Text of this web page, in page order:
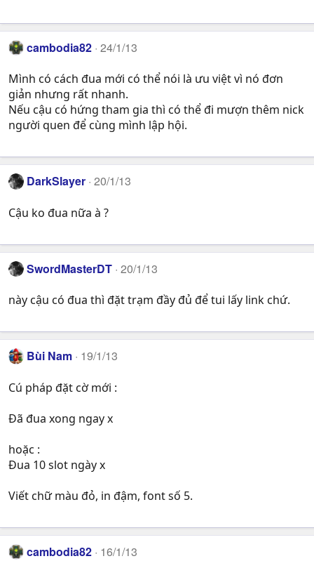
cambodia82 24/1/13
Mình có cách đua mới có thể nói là ưu việt vì nó đơn
giản nhưng rất nhanh.
Nếu cậu có hứng tham gia thì có thể đi mượn thêm nick
người quen để cùng mình lập hội.
DarkSlayer 20/1/13
Cậu ko đua nữa à ?
SwordMasterDT 20/1/13
này cậu có đua thì đặt trạm đầy đủ để tui lấy link chứ.
Bùi Nam 19/1/13
Cú pháp đặt cờ mới :
Đã đua xong ngay x
hoặc :
Đua 10 slot ngày x
Viết chữ màu đỏ, in đậm, font số 5.
cambodia82 16/1/13